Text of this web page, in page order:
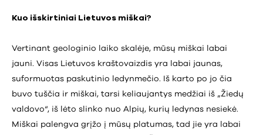
Kuo išskirtiniai Lietuvos miškai?
Vertinant geologinio laiko skalėje, mūsų miškai labai
jauni. Visas Lietuvos kraštovaizdis yra labai jaunas,
suformuotas paskutinio ledynmečio. Iš karto po jo čia
buvo tuščia ir miškai, tarsi keliaujantys medžiai iš „Žiedų
valdovo“, iš lėto slinko nuo Alpių, kurių ledynas nesiekė.
Miškai palengva grįžo į mūsų platumas, tad jie yra labai